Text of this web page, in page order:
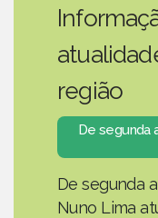
região
De segunda
De segunda
Nuno Lima